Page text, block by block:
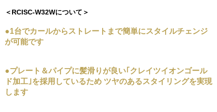
＜RCISC-W32Wについて＞
●1台でカールからストレートまで簡単にスタイルチェンジ
が可能です
●プレート＆パイプに髪滑りが良い｢クレイツイオンゴール
ド加工｣を採用しているため ツヤのあるスタイリングを実現
します